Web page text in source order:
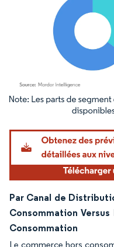
Image © Mordor Intelligence. La
Par Canal de
Consommation
Consommation
Le commerce hors